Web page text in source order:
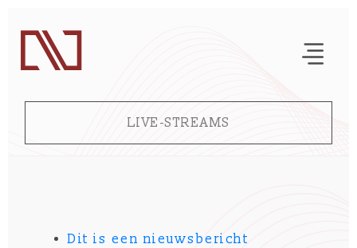
LIVE-STREAMS
Dit is een nieuwsbericht